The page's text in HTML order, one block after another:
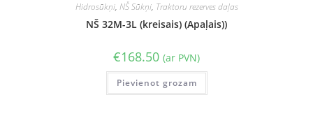
Hidrosūkņi, NŠ Sūkņi, Traktoru rezerves daļas
NŠ 32M-3L (kreisais) (Apaļais))
€168.50 (ar PVN)
Pievienot grozam